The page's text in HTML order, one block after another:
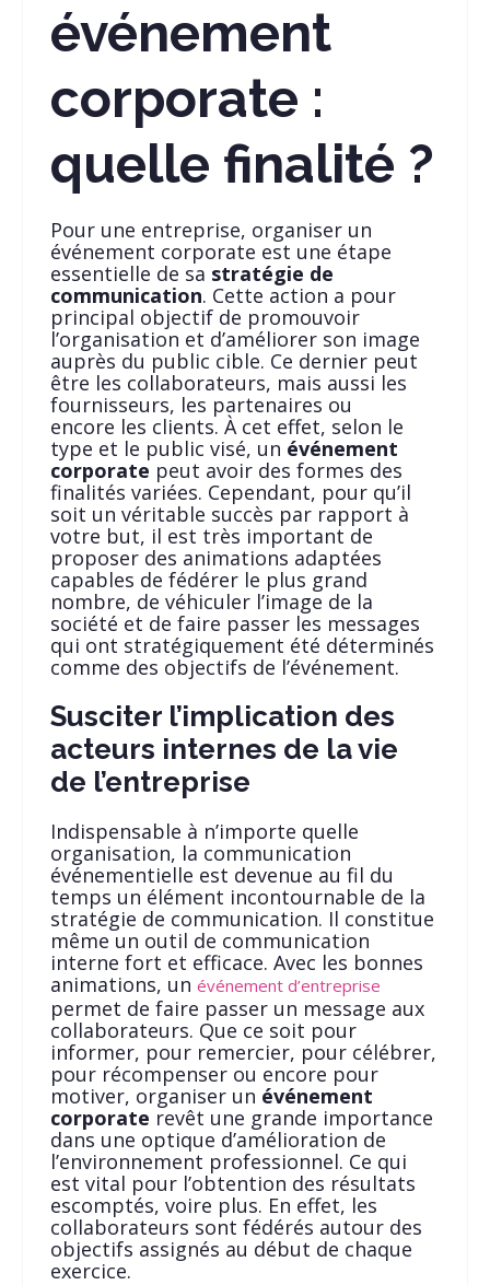
événement
corporate :
quelle finalité ?
Pour une entreprise, organiser un
événement corporate est une étape
essentielle de sa stratégie de
communication. Cette action a pour
principal objectif de promouvoir
l’organisation et d’améliorer son image
auprès du public cible. Ce dernier peut
être les collaborateurs, mais aussi les
fournisseurs, les partenaires ou
encore les clients. À cet effet, selon le
type et le public visé, un événement
corporate peut avoir des formes des
finalités variées. Cependant, pour qu’il
soit un véritable succès par rapport à
votre but, il est très important de
proposer des animations adaptées
capables de fédérer le plus grand
nombre, de véhiculer l’image de la
société et de faire passer les messages
qui ont stratégiquement été déterminés
comme des objectifs de l’événement.
Susciter l’implication des
acteurs internes de la vie
de l’entreprise
Indispensable à n’importe quelle
organisation, la communication
événementielle est devenue au fil du
temps un élément incontournable de la
stratégie de communication. Il constitue
même un outil de communication
interne fort et efficace. Avec les bonnes
animations, un événement d’entreprise
permet de faire passer un message aux
collaborateurs. Que ce soit pour
informer, pour remercier, pour célébrer,
pour récompenser ou encore pour
motiver, organiser un événement
corporate revêt une grande importance
dans une optique d’amélioration de
l’environnement professionnel. Ce qui
est vital pour l’obtention des résultats
escomptés, voire plus. En effet, les
collaborateurs sont fédérés autour des
objectifs assignés au début de chaque
exercice.